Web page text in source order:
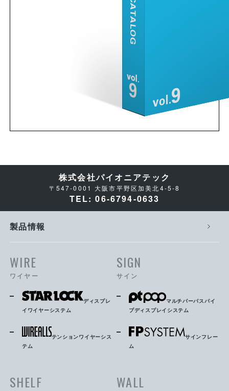
株式会社パイオニアテック
〒547-0001 大阪市平野区加美北4-5-8
TEL: 06-6794-0633
製品情報
WIRE
ワイヤー
ディスプレ
イワイヤーシステム
テンションワイヤーシス
テム
SIGN
サイン
マルチパーパスパイ
プディスプレイシステム
サインフレー
ム
SHELF WALL